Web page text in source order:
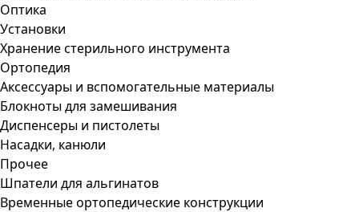
Оптика
Установки
Хранение стерильного инструмента
Ортопедия
Аксессуары и вспомогательные материалы
Блокноты для замешивания
Диспенсеры и пистолеты
Насадки, канюли
Прочее
Шпатели для альгинатов
Временные ортопедические конструкции